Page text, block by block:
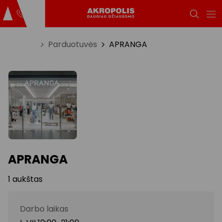
Parduotuvės APRANGA
APRANGA
1 aukštas
Darbo laikas